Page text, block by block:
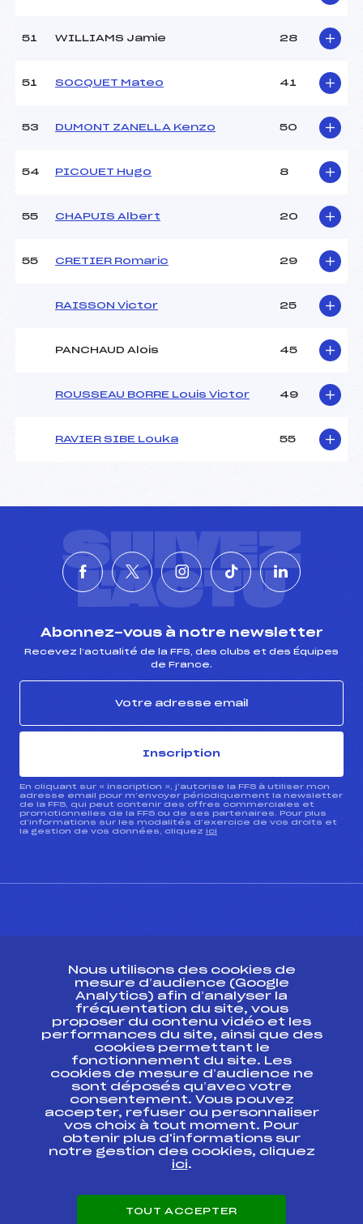
51 WILLIAMS Jamie 28
51 SOCQUET Mateo 41
53 DUMONT ZANELLA Kenzo 50
54 PICOUET Hugo 8
55 CHAPUIS Albert 20
55 CRETIER Romaric 29
RAISSON Victor 25
PANCHAUD Alois 45
ROUSSEAU BORRE Louis Victor 49
RAVIER SIBE Louka 55
SUIVEZ
L'ACTU
Abonnez-vous à notre newsletter
Recevez l’actualité de la FFS, des clubs et des Équipes
de France.
Inscription
En cliquant sur « inscription », j’autorise la FFS à utiliser mon
adresse email pour m’envoyer périodiquement la newsletter
de la FFS, qui peut contenir des offres commerciales et
promotionnelles de la FFS ou de ses partenaires. Pour plus
d’informations sur les modalités d’exercice de vos droits et
la gestion de vos données, cliquez ici
Ressources
Pass’Neige
Projet sportif fédéral
Projet de performance fédéral
Antidopage
Pôle Développement, Formation, Suivi
Scientifique
Listes ministérielles
Pôle vie de l’athlète
Enseignement professionnel
Nous utilisons des cookies de
mesure d’audience (Google
Analytics) afin d’analyser la
fréquentation du site, vous
proposer du contenu vidéo et les
performances du site, ainsi que des
cookies permettant le
fonctionnement du site. Les
cookies de mesure d’audience ne
sont déposés qu’avec votre
consentement. Vous pouvez
accepter, refuser ou personnaliser
vos choix à tout moment. Pour
obtenir plus d'informations sur
notre gestion des cookies, cliquez
ici.
TOUT ACCEPTER